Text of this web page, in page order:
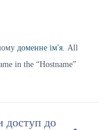
доменне ім'я . All
in the “Hostname”
доступ до